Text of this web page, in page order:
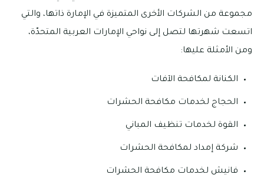
مجموعة من الشركات الأخرى المتميزة في الإمارة ذاتها، والتي
اتسعت شهرتها لتصل إلى نواحي الإمارات العربية المتحدّة،
ومن الأمثلة عليها:
الكنانة لمكافحة الآفات
الحجاج لخدمات مكافحة الحشرات
القوة لخدمات تنظيف المباني
شركة إمداد لمكافحة الحشرات
فانيش لخدمات مكافحة الحشرات